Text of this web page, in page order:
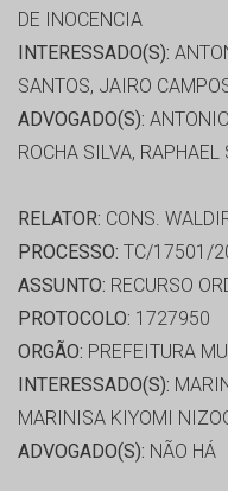
DE INOCENCIA
INTERESSADO(S):
SANTOS, JAIRO
ADVOGADO(S):
ROCHA SILVA,
RELATOR: CONS.
PROCESSO: TC/17501/
ASSUNTO: RECURSO
PROTOCOLO: 1727950
ORGÃO: PREFEITURA
INTERESSADO(S):
MARINISA KIYOMI
ADVOGADO(S): NÃO HÁ